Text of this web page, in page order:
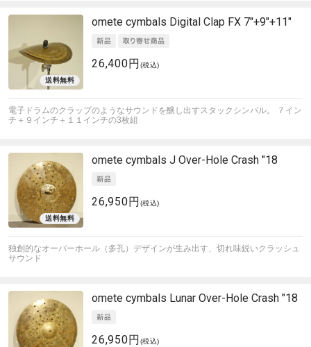
omete cymbals Digital Clap FX 7"+9"+11"
26,400円 (税込)
電子ドラムのクラップのようなサウンドを醸し出すスタックシンバル。 ７イン
チ＋９インチ＋１１インチの3枚組
omete cymbals J Over-Hole Crash "18
26,950円 (税込)
独創的なオーバーホール（多孔）デザインが生み出す、切れ味鋭いクラッシュ
サウンド
omete cymbals Lunar Over-Hole Crash "18
26,950円 (税込)